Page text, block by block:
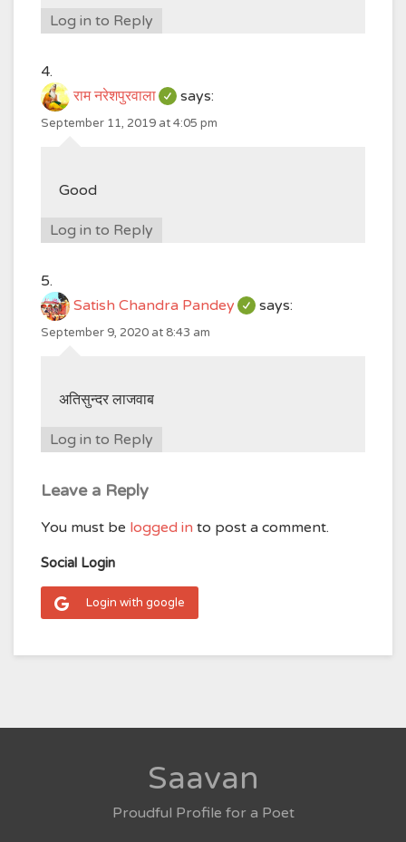
Log in to Reply
राम नरेशपुरवाला says:
September 11, 2019 at 4:05 pm
Good
Log in to Reply
Satish Chandra Pandey says:
September 9, 2020 at 8:43 am
अतिसुन्दर लाजवाब
Log in to Reply
Leave a Reply
You must be logged in to post a comment.
Social Login
Login with google
Saavan
Proudful Profile for a Poet